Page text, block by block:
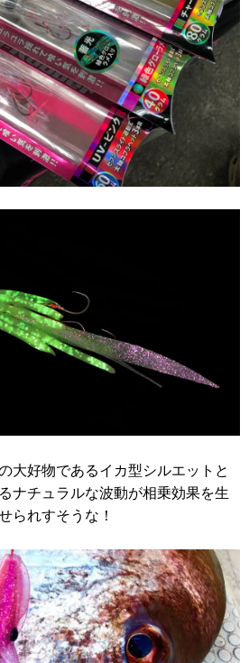
大好物であるイカ型シルエットと
ナチュラルな波動が相乗効果を生
られすそうな！